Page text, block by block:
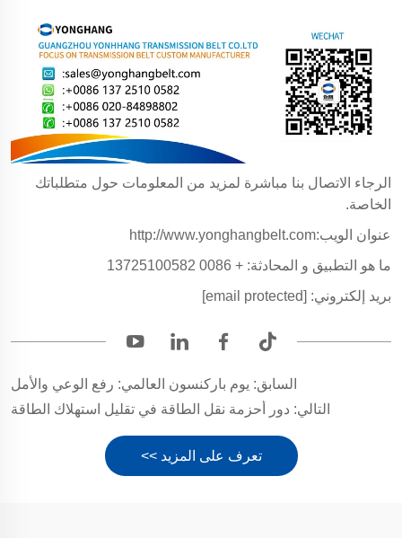
الرجاء الاتصال بنا مباشرة لمزيد من المعلومات حول متطلباتك
الخاصة.
عنوان الويب:http://www.yonghangbelt.com
ما هو التطبيق و المحادثة: + 0086 13725100582
بريد إلكتروني: [email protected]
السابق: يوم باركنسون العالمي: رفع الوعي والأمل
التالي: دور أحزمة نقل الطاقة في تقليل استهلاك الطاقة
تعرف على المزيد >>